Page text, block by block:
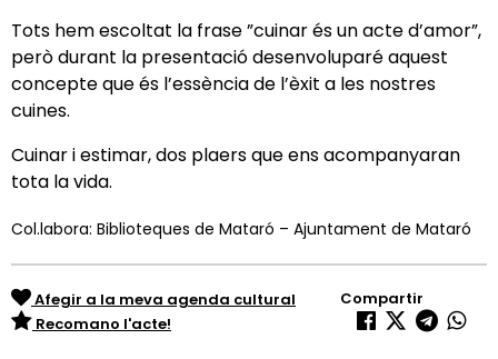
Tots hem escoltat la frase ”cuinar és un acte d’amor”,
però durant la presentació desenvoluparé aquest
concepte que és l’essència de l’èxit a les nostres
cuines.
Cuinar i estimar, dos plaers que ens acompanyaran
tota la vida.
Col.labora: Biblioteques de Mataró – Ajuntament de Mataró
Afegir a la meva agenda cultural
Recomano l'acte!
Compartir